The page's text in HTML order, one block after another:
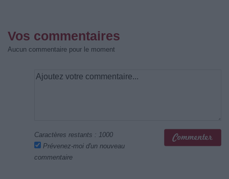
Vos commentaires
Aucun commentaire pour le moment
Caractères restants : 1000
Prévenez-moi d'un nouveau
commentaire